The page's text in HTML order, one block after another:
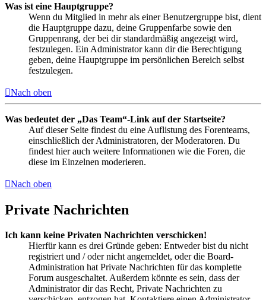
Was ist eine Hauptgruppe?
Wenn du Mitglied in mehr als einer Benutzergruppe bist, dient
die Hauptgruppe dazu, deine Gruppenfarbe sowie den
Gruppenrang, der bei dir standardmäßig angezeigt wird,
festzulegen. Ein Administrator kann dir die Berechtigung
geben, deine Hauptgruppe im persönlichen Bereich selbst
festzulegen.
Nach oben
Was bedeutet der „Das Team“-Link auf der Startseite?
Auf dieser Seite findest du eine Auflistung des Forenteams,
einschließlich der Administratoren, der Moderatoren. Du
findest hier auch weitere Informationen wie die Foren, die
diese im Einzelnen moderieren.
Nach oben
Private Nachrichten
Ich kann keine Privaten Nachrichten verschicken!
Hierfür kann es drei Gründe geben: Entweder bist du nicht
registriert und / oder nicht angemeldet, oder die Board-
Administration hat Private Nachrichten für das komplette
Forum ausgeschaltet. Außerdem könnte es sein, dass der
Administrator dir das Recht, Private Nachrichten zu